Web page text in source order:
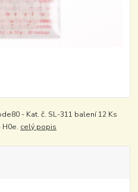
- Kat. č. SL-311 balení 12 Ks
celý popis